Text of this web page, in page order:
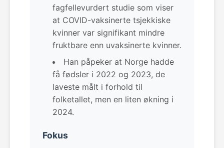
fagfellevurdert studie som viser
at COVID-vaksinerte tsjekkiske
kvinner var signifikant mindre
fruktbare enn uvaksinerte kvinner.
Han påpeker at Norge hadde
få fødsler i 2022 og 2023, de
laveste målt i forhold til
folketallet, men en liten økning i
2024.
Fokus